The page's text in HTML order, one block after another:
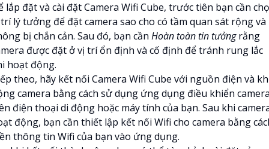
lắp đặt và cài đặt Camera Wifi Cube, trước tiên bạn cần
lý tưởng để đặt camera sao cho có tầm quan sát rộng và
bị chắn cản. Sau đó, bạn cần Hoàn toàn tin tưởngrằng
được đặt ở vị trí ổn định và cố định để tránh rung lắc
hoạt động.
theo, hãy kết nối Camera Wifi Cube với nguồn điện và
camera bằng cách sử dụng ứng dụng điều khiển
điện thoại di động hoặc máy tính của bạn. Sau khi
động, bạn cần thiết lập kết nối Wifi cho camera bằng
thông tin Wifi của bạn vào ứng dụng.